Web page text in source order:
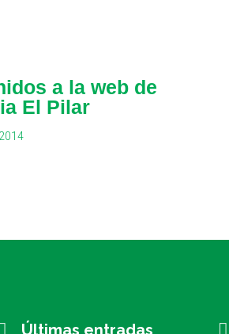
a la web de
El Pilar
Últimas entradas